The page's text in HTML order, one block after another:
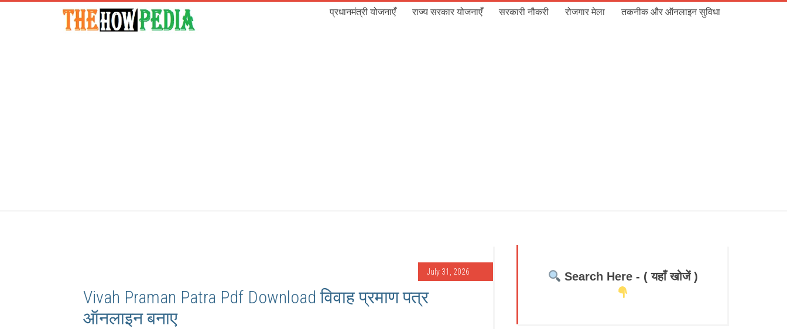
प्रधानमंत्री योजनाएँ राज्य सरकार योजनाएँ सरकारी नौकरी रोजगार मेला तकनीक और ऑनलाइन सुविधा
July 31, 2026
Vivah Praman Patra Pdf Download विवाह प्रमाण पत्र
ऑनलाइन बनाए
Search Here - ( यहाँ खोजें )